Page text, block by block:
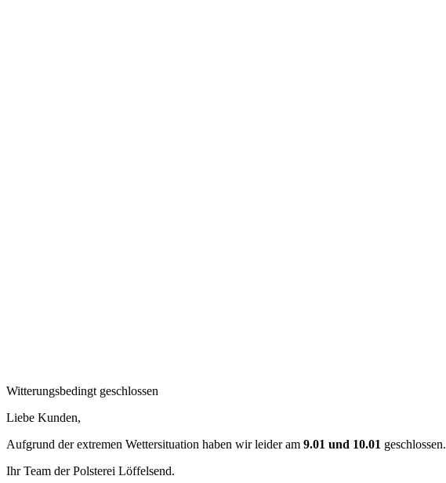
Witterungsbedingt geschlossen
Liebe Kunden,
Aufgrund der extremen Wettersituation haben wir leider am 9.01 und 10.01 geschlossen.
Ihr Team der Polsterei Löffelsend.